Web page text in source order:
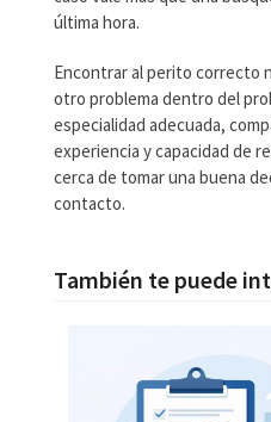
última hora.
Encontrar al perito correcto
otro problema dentro del
especialidad adecuada,
experiencia y capacidad de
cerca de tomar una buena
contacto.
También te puede